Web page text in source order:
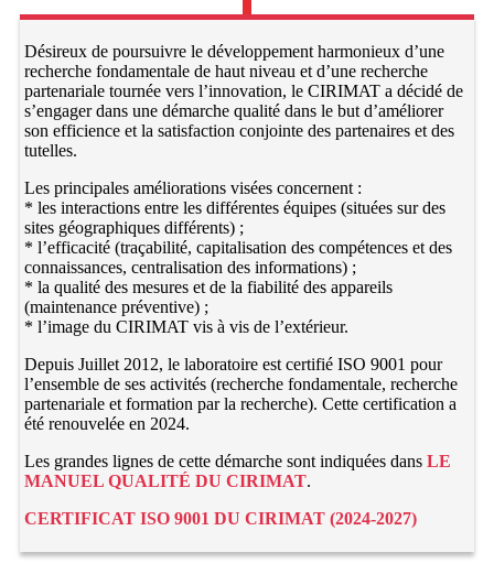
Désireux de poursuivre le développement harmonieux d’une
recherche fondamentale de haut niveau et d’une recherche
partenariale tournée vers l’innovation, le CIRIMAT a décidé de
s’engager dans une démarche qualité dans le but d’améliorer
son efficience et la satisfaction conjointe des partenaires et des
tutelles.
Les principales améliorations visées concernent :
* les interactions entre les différentes équipes (situées sur des
sites géographiques différents) ;
* l’efficacité (traçabilité, capitalisation des compétences et des
connaissances, centralisation des informations) ;
* la qualité des mesures et de la fiabilité des appareils
(maintenance préventive) ;
* l’image du CIRIMAT vis à vis de l’extérieur.
Depuis Juillet 2012, le laboratoire est certifié ISO 9001 pour
l’ensemble de ses activités (recherche fondamentale, recherche
partenariale et formation par la recherche). Cette certification a
été renouvelée en 2024.
Les grandes lignes de cette démarche sont indiquées dansLE
MANUEL QUALITÉ DU CIRIMAT.
CERTIFICAT ISO 9001 DU CIRIMAT (2024-2027)